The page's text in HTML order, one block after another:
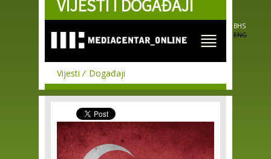
Skip to
main
VIJESTI I DOGAĐAJI
BHS
ENG
Vijesti Događaji